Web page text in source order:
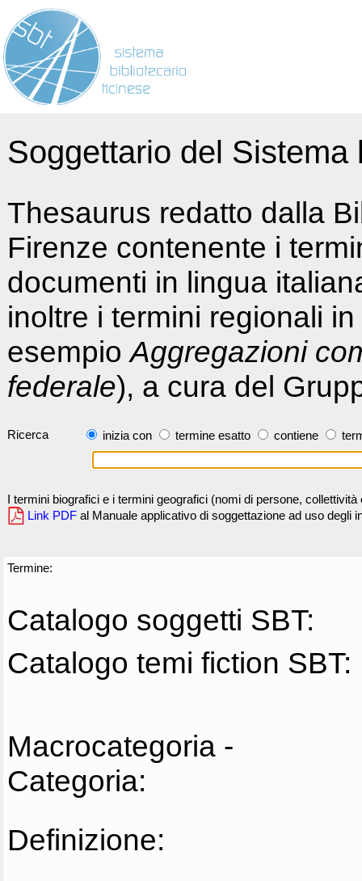
Soggettario del
Thesaurus redatto dalla
Firenze contenente i
documenti in lingua
inoltre i termini regionali
esempioAggregazioni
federale), a cura del
Ricerca inizia con termine esatto contiene
I termini biografici e i termini geografici (nomi di persone,
Link PDF al Manuale applicativo di soggettazione ad uso degli
Termine:
Catalogo soggetti SBT:
Catalogo temi fiction SBT:
Macrocategoria -
Categoria:
Definizione: